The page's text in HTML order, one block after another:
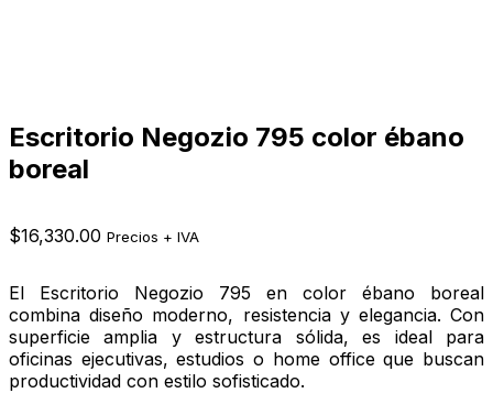
Escritorio Negozio 795 color ébano
boreal
$16,330.00 Precios + IVA
El Escritorio Negozio 795 en color ébano boreal
combina diseño moderno, resistencia y elegancia. Con
superficie amplia y estructura sólida, es ideal para
oficinas ejecutivas, estudios o home office que buscan
productividad con estilo sofisticado.